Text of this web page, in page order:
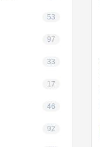
53
97
33
17
46
92